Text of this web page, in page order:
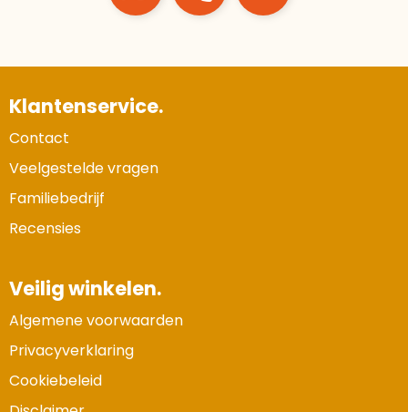
Klantenservice.
Contact
Veelgestelde vragen
Familiebedrijf
Recensies
Veilig winkelen.
Algemene voorwaarden
Privacyverklaring
Cookiebeleid